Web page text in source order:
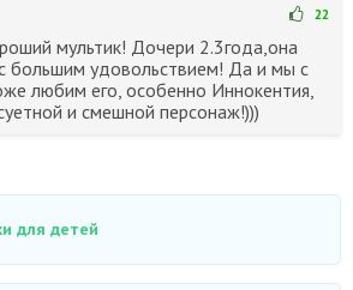
22
мультик! Дочери 2.3года,она
большим удовольствием! Да и мы с
любим его, особенно Иннокентия,
и смешной персонаж!)))
для детей